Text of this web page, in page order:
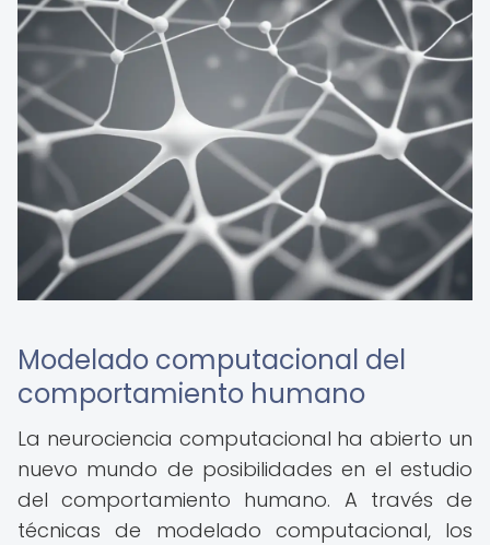
Modelado computacional del
comportamiento humano
La neurociencia computacional ha abierto un
nuevo mundo de posibilidades en el estudio
del comportamiento humano. A través de
técnicas de modelado computacional, los